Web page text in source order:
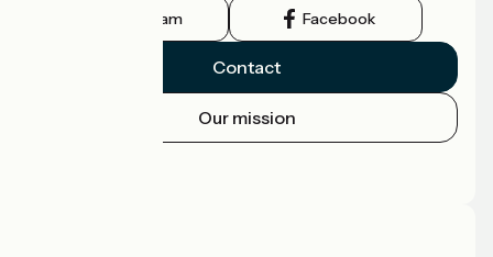
Instagram Facebook
Contact
Our mission